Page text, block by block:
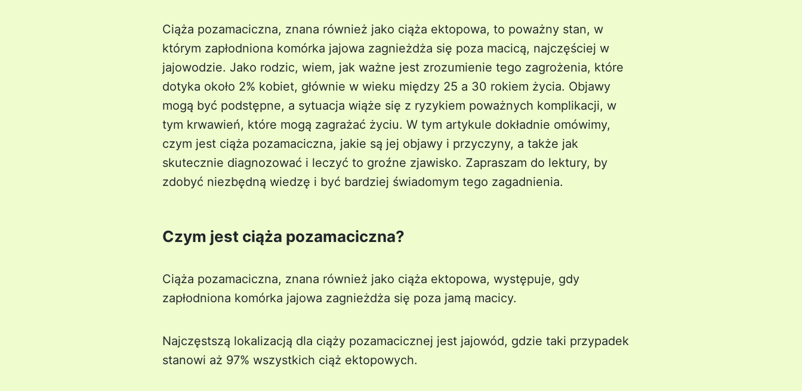
Ciąża pozamaciczna, znana również jako ciąża ektopowa, to poważny stan, w
którym zapłodniona komórka jajowa zagnieżdża się poza macicą, najczęściej w
jajowodzie. Jako rodzic, wiem, jak ważne jest zrozumienie tego zagrożenia, które
dotyka około 2% kobiet, głównie w wieku między 25 a 30 rokiem życia. Objawy
mogą być podstępne, a sytuacja wiąże się z ryzykiem poważnych komplikacji, w
tym krwawień, które mogą zagrażać życiu. W tym artykule dokładnie omówimy,
czym jest ciąża pozamaciczna, jakie są jej objawy i przyczyny, a także jak
skutecznie diagnozować i leczyć to groźne zjawisko. Zapraszam do lektury, by
zdobyć niezbędną wiedzę i być bardziej świadomym tego zagadnienia.
Czym jest ciąża pozamaciczna?
Ciąża pozamaciczna, znana również jako ciąża ektopowa, występuje, gdy
zapłodniona komórka jajowa zagnieżdża się poza jamą macicy.
Najczęstszą lokalizacją dla ciąży pozamacicznej jest jajowód, gdzie taki przypadek
stanowi aż 97% wszystkich ciąż ektopowych.